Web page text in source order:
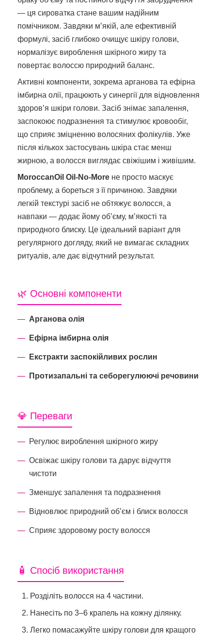
— ця сироватка стане вашим надійним
помічником. Завдяки м’якій, але ефективній
формулі, засіб глибоко очищує шкіру голови,
нормалізує вироблення шкірного жиру та
повертає волоссю природний баланс.
Активні компоненти, зокрема арганова та ефірна
імбирна олії, працюють у синергії для відновлення
здоров’я шкіри голови. Засіб знімає запалення,
заспокоює подразнення та стимулює кровообіг,
що сприяє зміцненню волосяних фолікулів. Уже
після кількох застосувань шкіра стає менш
жирною, а волосся виглядає свіжішим і живішим.
MoroccanOil Oil-No-More не просто маскує
проблему, а бореться з її причиною. Завдяки
легкій текстурі засіб не обтяжує волосся, а
навпаки — додає йому об’єму, м’якості та
природного блиску. Це ідеальний варіант для
регулярного догляду, який не вимагає складних
ритуалів, але дає відчутний результат.
🌿 Основні компоненти
Арганова олія
Ефірна імбирна олія
Екстракти заспокійливих рослин
Протизапальні та себорегулюючі речовини
💎 Переваги
Регулює вироблення шкірного жиру
Освіжає шкіру голови та дарує відчуття
чистоти
Зменшує запалення та подразнення
Відновлює природний об’єм і блиск волосся
Сприяє здоровому росту волосся
🧴 Спосіб використання
Розділіть волосся на 4 частини.
Нанесіть по 3–6 крапель на кожну ділянку.
Легко помасажуйте шкіру голови для кращого